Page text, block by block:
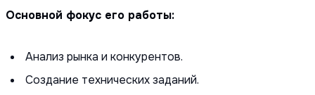
Основной фокус его работы:
Анализ рынка и конкурентов.
Создание технических заданий.